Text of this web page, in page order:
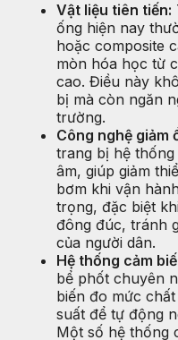
Vật liệu tiên tiến:
ống hiện nay
hoặc composite
mòn hóa học từ
cao. Điều này
bị mà còn ngăn
trường.
Công nghệ giảm
trang bị hệ
âm, giúp giảm
bơm khi vận
trọng, đặc biệt
đông đúc, tránh
của người dân.
Hệ thống cảm
bể phốt chuyên
biến đo mức
suất để tự động
Một số hệ thống